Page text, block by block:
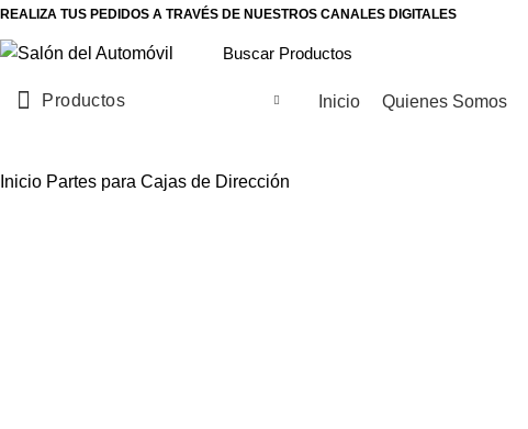
REALIZA TUS PEDIDOS A TRAVÉS DE NUESTROS CANALES DIGITALES
Productos Inicio Quienes Somos
Inicio Partes para Cajas de Dirección